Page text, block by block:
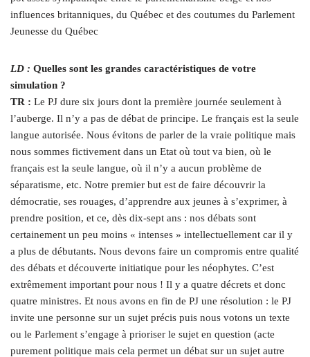
influences britanniques, du Québec et des coutumes du Parlement
Jeunesse du Québec
LD : Quelles sont les grandes caractéristiques de votre
simulation ?
TR : Le PJ dure six jours dont la première journée seulement à
l’auberge. Il n’y a pas de débat de principe. Le français est la seule
langue autorisée. Nous évitons de parler de la vraie politique mais
nous sommes fictivement dans un Etat où tout va bien, où le
français est la seule langue, où il n’y a aucun problème de
séparatisme, etc. Notre premier but est de faire découvrir la
démocratie, ses rouages, d’apprendre aux jeunes à s’exprimer, à
prendre position, et ce, dès dix-sept ans : nos débats sont
certainement un peu moins « intenses » intellectuellement car il y
a plus de débutants. Nous devons faire un compromis entre qualité
des débats et découverte initiatique pour les néophytes. C’est
extrêmement important pour nous ! Il y a quatre décrets et donc
quatre ministres. Et nous avons en fin de PJ une résolution : le PJ
invite une personne sur un sujet précis puis nous votons un texte
ou le Parlement s’engage à prioriser le sujet en question (acte
purement politique mais cela permet un débat sur un sujet autre